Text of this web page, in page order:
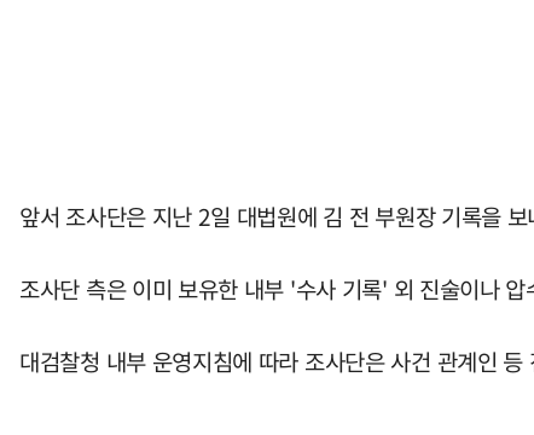
앞서 조사단은 지난 2일 대법원에 김 전 부원장 기록을
조사단 측은 이미 보유한 내부 '수사 기록' 외 진술이나
대검찰청 내부 운영지침에 따라 조사단은 사건 관계인